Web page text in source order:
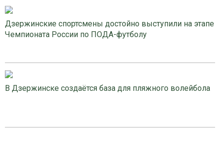
Дзержинские спортсмены достойно выступили на этапе
Чемпионата России по ПОДА-футболу
В Дзержинске создаётся база для пляжного волейбола